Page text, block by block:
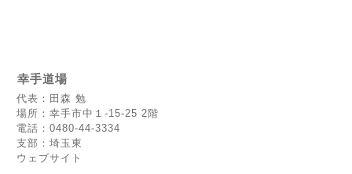
幸手道場
代表：田森 勉
場所：幸手市中１-15-25 2階
電話：0480-44-3334
支部：埼玉東
ウェブサイト